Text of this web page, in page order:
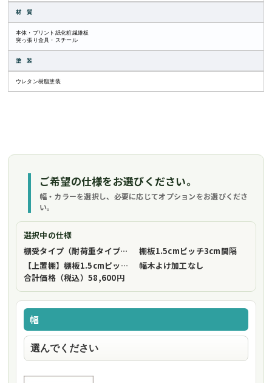
材 質
本体・プリント紙化粧繊維板
突っ張り金具・スチール
塗 装
ウレタン樹脂塗装
ご希望の仕様をお選びください。
幅・カラーを選択し、必要に応じてオプションをお選びくださ
い。
選択中の仕様
棚受タイプ（耐荷重タイプ）
フリーストップ棚受（標準仕様）
棚板1.5cmピッチ3cm間隔
【上置棚】棚板1.5cmピッチ
3cm間隔
幅木よけ加工なし
合計価格（税込）58,600円
幅